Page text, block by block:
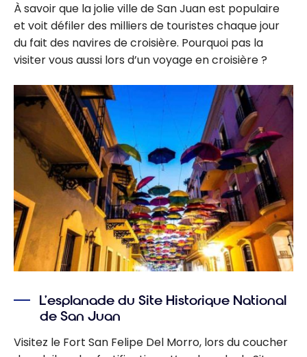
À savoir que la jolie ville de San Juan est populaire
et voit défiler des milliers de touristes chaque jour
du fait des navires de croisière. Pourquoi pas la
visiter vous aussi lors d’un voyage en croisière ?
L’esplanade du Site Historique National
de San Juan
Visitez le Fort San Felipe Del Morro, lors du coucher